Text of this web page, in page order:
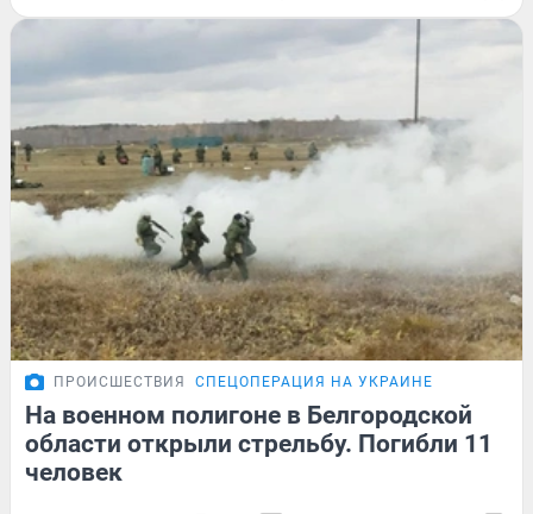
ПРОИСШЕСТВИЯ СПЕЦОПЕРАЦИЯ НА УКРАИНЕ
На военном полигоне в Белгородской
области открыли стрельбу. Погибли 11
человек